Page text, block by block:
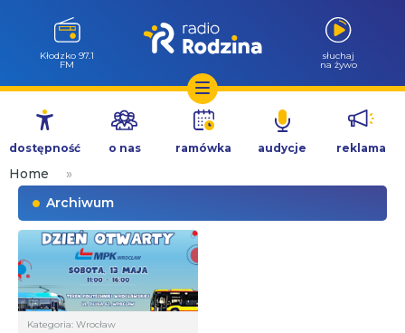
Przejdź
treści
Kłodzko 97.1
FM
słuchaj
na żywo
dostępność o nas ramówka audycje reklama
Home
»
Archiwum
Kategoria: Wrocław